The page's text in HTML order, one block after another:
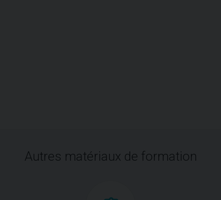
Autres matériaux de formation